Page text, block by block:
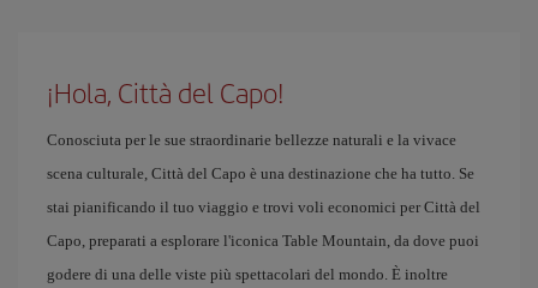
¡Hola, Città del Capo!
Conosciuta per le sue straordinarie bellezze naturali e la vivace
scena culturale, Città del Capo è una destinazione che ha tutto. Se
stai pianificando il tuo viaggio e trovi voli economici per Città del
Capo, preparati a esplorare l'iconica Table Mountain, da dove puoi
godere di una delle viste più spettacolari del mondo. È inoltre